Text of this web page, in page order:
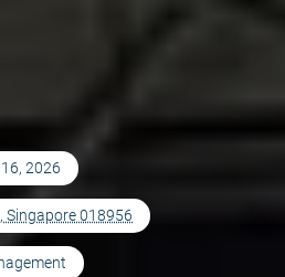
2026
Singapore 018956